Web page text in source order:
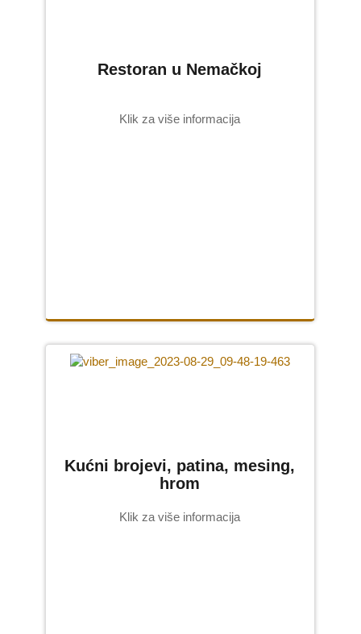
Restoran u Nemačkoj
Klik za više informacija
Kućni brojevi, patina, mesing,
hrom
Klik za više informacija